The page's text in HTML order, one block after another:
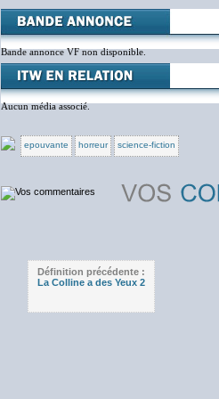
Bande annonce VF non disponible.
Aucun média associé.
epouvante horreur science-fiction
Définition précédente :
La Colline a des Yeux 2